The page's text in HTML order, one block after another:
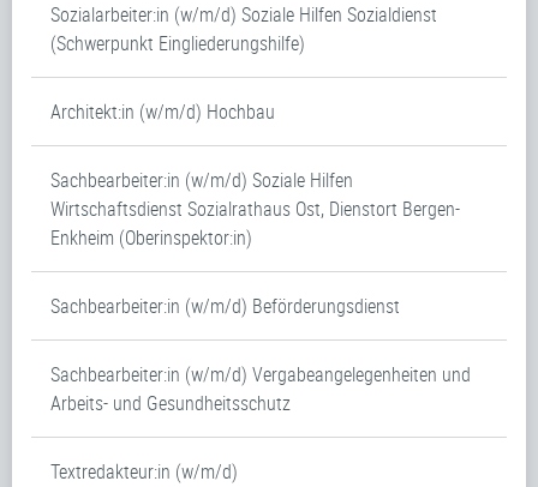
Sozialarbeiter:in (w/m/d) Soziale Hilfen Sozialdienst
(Schwerpunkt Eingliederungshilfe)
Architekt:in (w/m/d) Hochbau
Sachbearbeiter:in (w/m/d) Soziale Hilfen
Wirtschaftsdienst Sozialrathaus Ost, Dienstort Bergen-
Enkheim (Oberinspektor:in)
Sachbearbeiter:in (w/m/d) Beförderungsdienst
Sachbearbeiter:in (w/m/d) Vergabeangelegenheiten und
Arbeits- und Gesundheitsschutz
Textredakteur:in (w/m/d)